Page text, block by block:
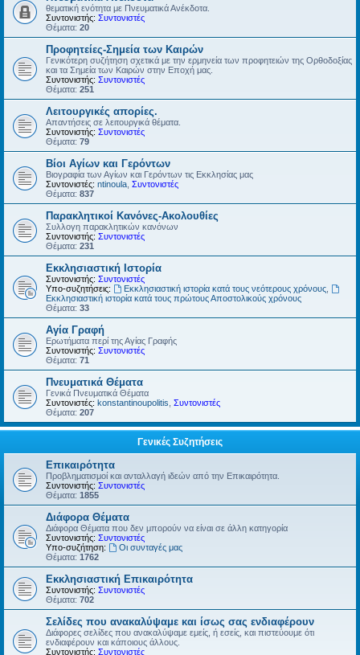
θεματική ενότητα με Πνευματικά Ανέκδοτα.
Συντονιστής: Συντονιστές
Θέματα: 20
Προφητείες-Σημεία των Καιρών
Γενικότερη συζήτηση σχετικά με την ερμηνεία των προφητειών της Ορθοδοξίας
και τα Σημεία των Καιρών στην Εποχή μας.
Συντονιστής: Συντονιστές
Θέματα: 251
Λειτουργικές απορίες.
Απαντήσεις σε λειτουργικά θέματα.
Συντονιστής: Συντονιστές
Θέματα: 79
Βίοι Αγίων και Γερόντων
Βιογραφία των Αγίων και Γερόντων τις Εκκλησίας μας
Συντονιστές: ntinoula Συντονιστές
Θέματα: 837
Παρακλητικοί Κανόνες-Ακολουθίες
Συλλογη παρακλητικών κανόνων
Συντονιστής: Συντονιστές
Θέματα: 231
Εκκλησιαστική Ιστορία
Συντονιστής: Συντονιστές
Υπο-συζητήσεις:
Εκκλησιαστική ιστορία κατά τους νεότερους χρόνους,
Εκκλησιαστική ιστορία κατά τους πρώτους Αποστολικούς χρόνους
Θέματα: 33
Αγία Γραφή
Ερωτήματα περί της Αγίας Γραφής
Συντονιστής: Συντονιστές
Θέματα: 71
Πνευματικά Θέματα
Γενικά Πνευματικά Θέματα
Συντονιστές: konstantinoupolitis Συντονιστές
Θέματα: 207
Γενικές Συζητήσεις
Επικαιρότητα
Προβληματισμοί και ανταλλαγή ιδεών από την Επικαιρότητα.
Συντονιστής: Συντονιστές
Θέματα: 1855
Διάφορα Θέματα
Διάφορα Θέματα που δεν μπορούν να είναι σε άλλη κατηγορία
Συντονιστής: Συντονιστές
Υπο-συζήτηση:
Οι συνταγές μας
Θέματα: 1762
Εκκλησιαστική Επικαιρότητα
Συντονιστής: Συντονιστές
Θέματα: 702
Σελίδες που ανακαλύψαμε και ίσως σας ενδιαφέρουν
Διάφορες σελίδες που ανακαλύψαμε εμείς, ή εσείς, και πιστεύουμε ότι
ενδιαφέρουν και κάποιους άλλους.
Συντονιστής: Συντονιστές